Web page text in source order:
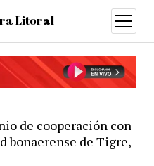
Litoral
open
menu
de cooperación con
bonaerense de Tigre,